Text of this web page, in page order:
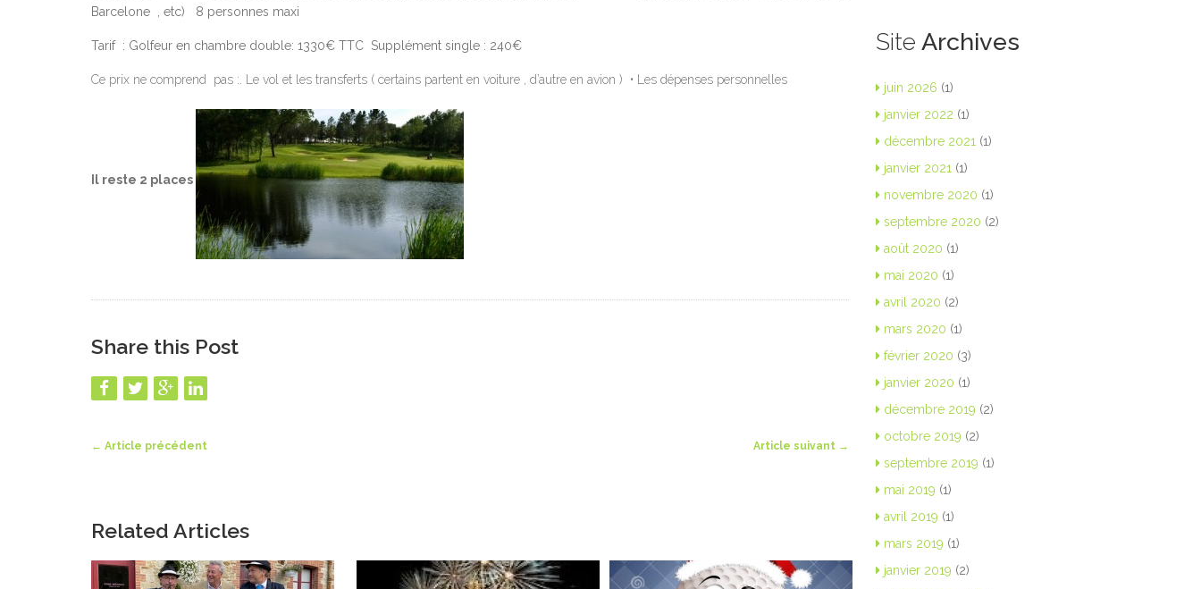
Barcelone , etc) 8 personnes maxi
Tarif : Golfeur en chambre double: 1330€ TTC Supplément single : 240€
Ce prix ne comprend pas :. Le vol et les transferts ( certains partent en voiture , d’autre en avion ) • Les dépenses personnelles
Il reste 2 places
Share this Post
← Article précédent Article suivant →
Related Articles
Site Archives
juin 2026 (1)
janvier 2022 (1)
décembre 2021 (1)
janvier 2021 (1)
novembre 2020 (1)
septembre 2020 (2)
août 2020 (1)
mai 2020 (1)
avril 2020 (2)
mars 2020 (1)
février 2020 (3)
janvier 2020 (1)
décembre 2019 (2)
octobre 2019 (2)
septembre 2019 (1)
mai 2019 (1)
avril 2019 (1)
mars 2019 (1)
janvier 2019 (2)